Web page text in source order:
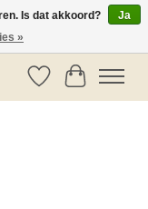
Verlanglijst
Is dat akkoord?
Ja
»